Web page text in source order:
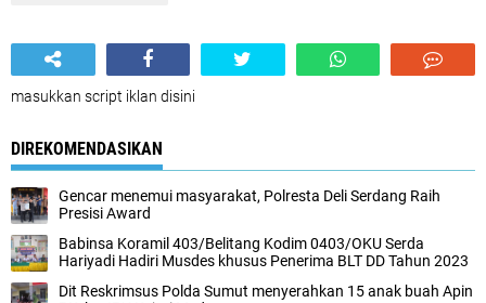
masukkan script iklan disini
DIREKOMENDASIKAN
Gencar menemui masyarakat, Polresta Deli Serdang Raih
Presisi Award
Babinsa Koramil 403/Belitang Kodim 0403/OKU Serda
Hariyadi Hadiri Musdes khusus Penerima BLT DD Tahun 2023
Dit Reskrimsus Polda Sumut menyerahkan 15 anak buah Apin